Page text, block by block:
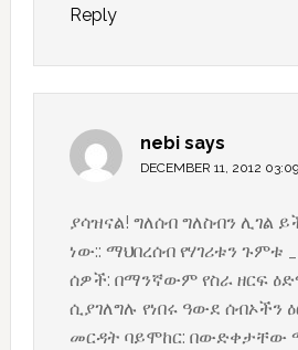
Reply
nebi says
DECEMBER 11, 2012
ያሳዝናል! ግለሰብ ግለስብን ሊገል
ነው:: ማህበረሰብ የሃገሪቱን ጉምቱ
ሰዎች: በማንኛውም የስራ ዘርፍ
ሲያገለግሉ የነበሩ ዓውደ ሰብኦችን
መርዳት ባይሞከር: በውድቀታቸው